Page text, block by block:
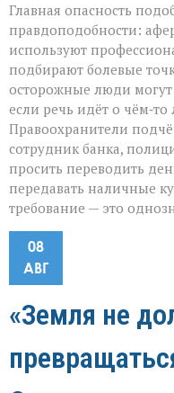
Главная опасность
правдоподобности:
используют
подбирают болевые
осторожные люди могут
если речь идёт о
Правоохранители
сотрудник банка,
просить переводить
передавать наличные
требование — это
08
АВГ
«Земля не